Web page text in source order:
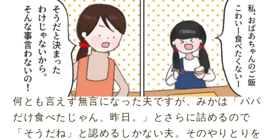
何とも言えず無言になった夫ですが、みかは「パパ
だけ食べたじゃん、昨日。」とさらに詰めるので
「そうだね」と認めるしかない夫。そのやりとりを